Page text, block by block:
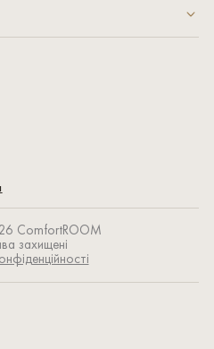
СomfortROOM
захищені